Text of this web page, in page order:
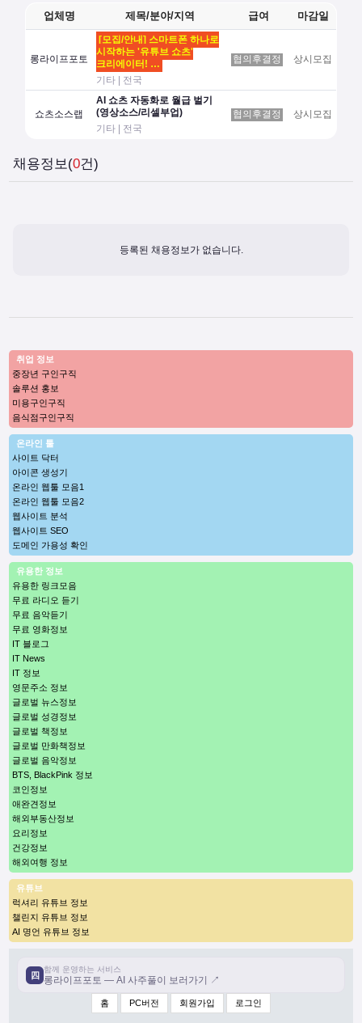
업체명 제목/분야/지역 급여 마감일
롱라이프포토
[모집/안내] 스마트폰 하나로
시작하는 '유튜브 쇼츠'
크리에이터! …
기타 | 전국
협의후결정 상시모집
쇼츠소스랩
AI 쇼츠 자동화로 월급 벌기
(영상소스/리셀부업)
기타 | 전국
협의후결정 상시모집
채용정보(0건)
등록된 채용정보가 없습니다.
취업 정보
중장년 구인구직
솔루션 홍보
미용구인구직
음식점구인구직
온라인 툴
사이트 닥터
아이콘 생성기
온라인 웹툴 모음1
온라인 웹툴 모음2
웹사이트 분석
웹사이트 SEO
도메인 가용성 확인
유용한 정보
유용한 링크모음
무료 라디오 듣기
무료 음악듣기
무료 영화정보
IT 블로그
IT News
IT 정보
영문주소 정보
글로벌 뉴스정보
글로벌 성경정보
글로벌 책정보
글로벌 만화책정보
글로벌 음악정보
BTS, BlackPink 정보
코인정보
애완견정보
해외부동산정보
요리정보
건강정보
해외여행 정보
유튜브
럭셔리 유튜브 정보
챌린지 유튜브 정보
AI 명언 유튜브 정보
四
함께 운영하는 서비스
롱라이프포토 — AI 사주풀이 보러가기 ↗
홈 PC버전 회원가입 로그인